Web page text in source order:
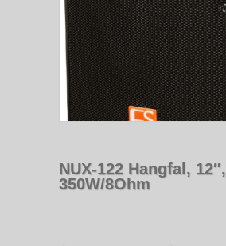
NUX-122 Hangfal, 12″,
350W/8Ohm